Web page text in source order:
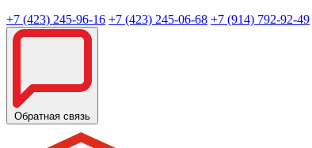
+7 (423) 245-96-16 +7 (423) 245-06-68 +7 (914) 792-92-49
Обратная связь